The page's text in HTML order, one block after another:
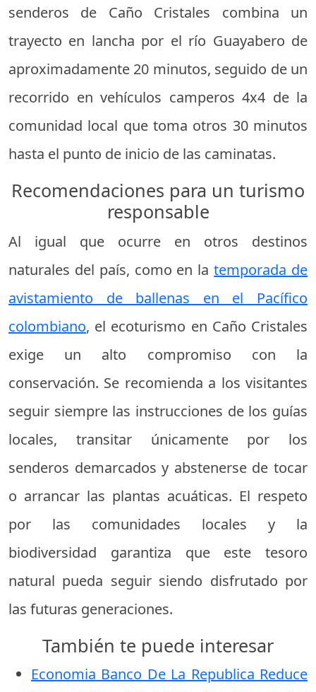
senderos de Caño Cristales combina un
trayecto en lancha por el río Guayabero de
aproximadamente 20 minutos, seguido de un
recorrido en vehículos camperos 4x4 de la
comunidad local que toma otros 30 minutos
hasta el punto de inicio de las caminatas.
Recomendaciones para un turismo
responsable
Al igual que ocurre en otros destinos
naturales del país, como en latemporada de
avistamiento de ballenas en el Pacífico
colombiano, el ecoturismo en Caño Cristales
exige un alto compromiso con la
conservación. Se recomienda a los visitantes
seguir siempre las instrucciones de los guías
locales, transitar únicamente por los
senderos demarcados y abstenerse de tocar
o arrancar las plantas acuáticas. El respeto
por las comunidades locales y la
biodiversidad garantiza que este tesoro
natural pueda seguir siendo disfrutado por
las futuras generaciones.
También te puede interesar
Economia Banco De La Republica Reduce